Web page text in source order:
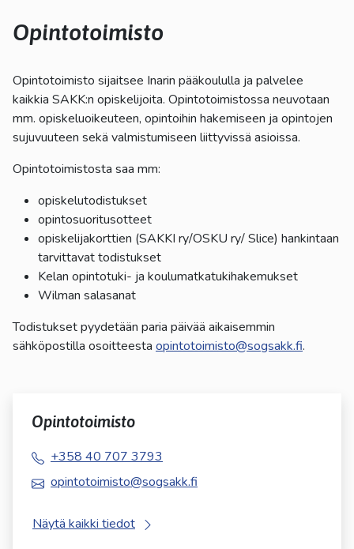
ja
pyyhkäisyliikkeitä.
Opintotoimisto
Opintotoimisto sijaitsee Inarin pääkoululla ja palvelee
kaikkia SAKK:n opiskelijoita. Opintotoimistossa neuvotaan
mm. opiskeluoikeuteen, opintoihin hakemiseen ja opintojen
sujuvuuteen sekä valmistumiseen liittyvissä asioissa.
Opintotoimistosta saa mm:
opiskelutodistukset
opintosuoritusotteet
opiskelijakorttien (SAKKI ry/OSKU ry/ Slice) hankintaan
tarvittavat todistukset
Kelan opintotuki- ja koulumatkatukihakemukset
Wilman salasanat
Todistukset pyydetään paria päivää aikaisemmin
sähköpostilla osoitteesta opintotoimisto@sogsakk.fi.
Opintotoimisto
+358 40 707 3793
opintotoimisto@sogsakk.fi
Näytä kaikki tiedot